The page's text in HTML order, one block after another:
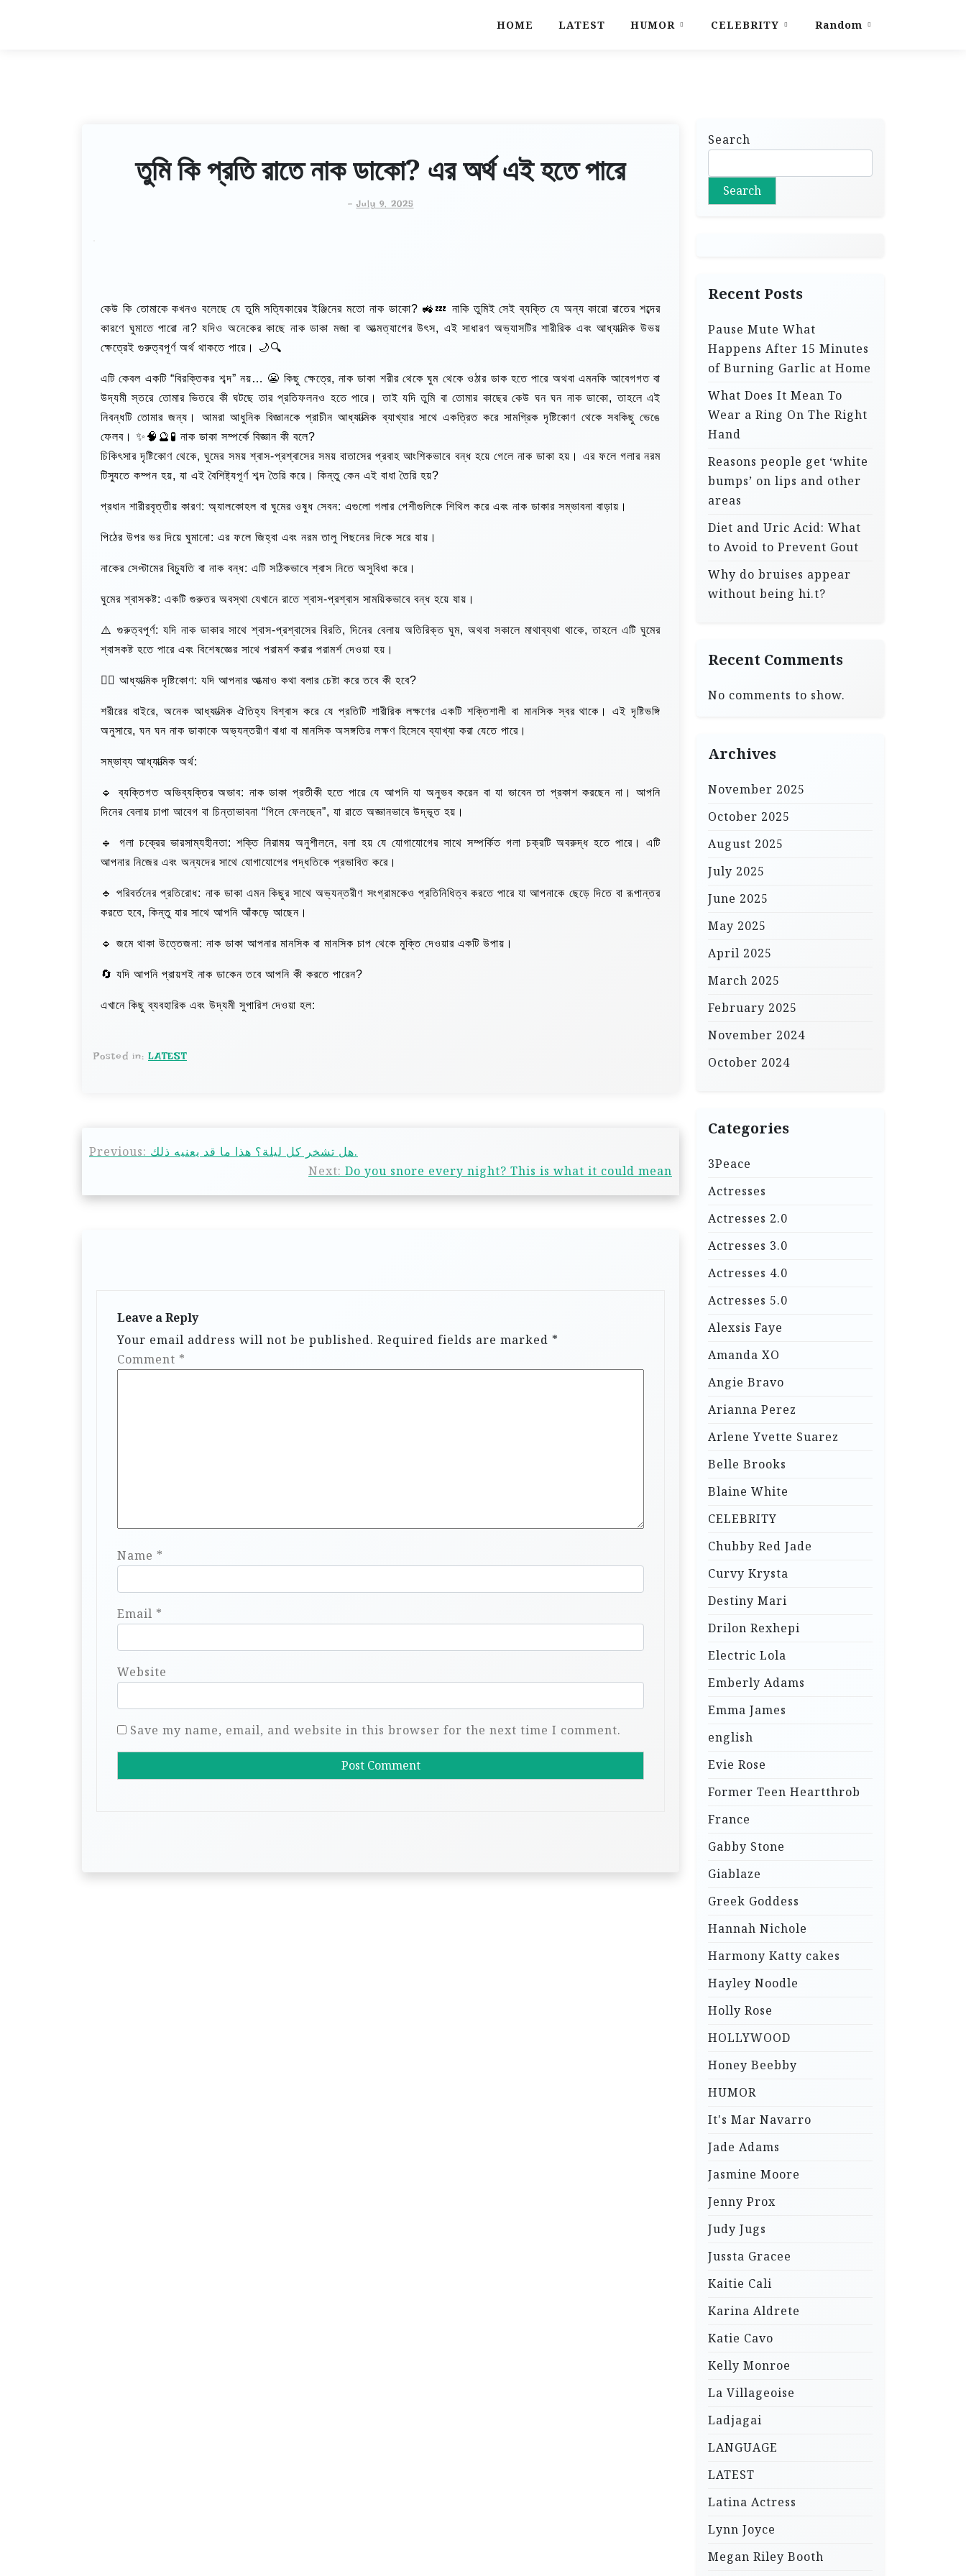
HOME LATEST HUMOR CELEBRITY Random
তুমি কি প্রতি রাতে নাক ডাকো? এর অর্থ এই হতে পারে
-July 9, 2025
কেউ কি তোমাকে কখনও বলেছে যে তুমি সত্যিকারের ইঞ্জিনের মতো নাক ডাকো? 🚜💤 নাকি তুমিই সেই ব্যক্তি যে অন্য কারো রাতের শব্দের
কারণে ঘুমাতে পারো না? যদিও অনেকের কাছে নাক ডাকা মজা বা আত্মত্যাগের উৎস, এই সাধারণ অভ্যাসটির শারীরিক এবং আধ্যাত্মিক উভয়
ক্ষেত্রেই গুরুত্বপূর্ণ অর্থ থাকতে পারে। 🌙🔍
এটি কেবল একটি “বিরক্তিকর শব্দ” নয়… 😬 কিছু ক্ষেত্রে, নাক ডাকা শরীর থেকে ঘুম থেকে ওঠার ডাক হতে পারে অথবা এমনকি আবেগগত বা
উদ্যমী স্তরে তোমার ভিতরে কী ঘটছে তার প্রতিফলনও হতে পারে। তাই যদি তুমি বা তোমার কাছের কেউ ঘন ঘন নাক ডাকো, তাহলে এই
নিবন্ধটি তোমার জন্য। আমরা আধুনিক বিজ্ঞানকে প্রাচীন আধ্যাত্মিক ব্যাখ্যার সাথে একত্রিত করে সামগ্রিক দৃষ্টিকোণ থেকে সবকিছু ভেঙে
ফেলব। ✨🧠🔮🧪 নাক ডাকা সম্পর্কে বিজ্ঞান কী বলে?
চিকিৎসার দৃষ্টিকোণ থেকে, ঘুমের সময় শ্বাস-প্রশ্বাসের সময় বাতাসের প্রবাহ আংশিকভাবে বন্ধ হয়ে গেলে নাক ডাকা হয়। এর ফলে গলার নরম
টিস্যুতে কম্পন হয়, যা এই বৈশিষ্ট্যপূর্ণ শব্দ তৈরি করে। কিন্তু কেন এই বাধা তৈরি হয়?
প্রধান শারীরবৃত্তীয় কারণ: অ্যালকোহল বা ঘুমের ওষুধ সেবন: এগুলো গলার পেশীগুলিকে শিথিল করে এবং নাক ডাকার সম্ভাবনা বাড়ায়।
পিঠের উপর ভর দিয়ে ঘুমানো: এর ফলে জিহ্বা এবং নরম তালু পিছনের দিকে সরে যায়।
নাকের সেপ্টামের বিচ্যুতি বা নাক বন্ধ: এটি সঠিকভাবে শ্বাস নিতে অসুবিধা করে।
ঘুমের শ্বাসকষ্ট: একটি গুরুতর অবস্থা যেখানে রাতে শ্বাস-প্রশ্বাস সাময়িকভাবে বন্ধ হয়ে যায়।
⚠️ গুরুত্বপূর্ণ: যদি নাক ডাকার সাথে শ্বাস-প্রশ্বাসের বিরতি, দিনের বেলায় অতিরিক্ত ঘুম, অথবা সকালে মাথাব্যথা থাকে, তাহলে এটি ঘুমের
শ্বাসকষ্ট হতে পারে এবং বিশেষজ্ঞের সাথে পরামর্শ করার পরামর্শ দেওয়া হয়।
🧘‍♀️ আধ্যাত্মিক দৃষ্টিকোণ: যদি আপনার আত্মাও কথা বলার চেষ্টা করে তবে কী হবে?
শরীরের বাইরে, অনেক আধ্যাত্মিক ঐতিহ্য বিশ্বাস করে যে প্রতিটি শারীরিক লক্ষণের একটি শক্তিশালী বা মানসিক স্বর থাকে। এই দৃষ্টিভঙ্গি
অনুসারে, ঘন ঘন নাক ডাকাকে অভ্যন্তরীণ বাধা বা মানসিক অসঙ্গতির লক্ষণ হিসেবে ব্যাখ্যা করা যেতে পারে।
সম্ভাব্য আধ্যাত্মিক অর্থ:
🔹 ব্যক্তিগত অভিব্যক্তির অভাব: নাক ডাকা প্রতীকী হতে পারে যে আপনি যা অনুভব করেন বা যা ভাবেন তা প্রকাশ করছেন না। আপনি
দিনের বেলায় চাপা আবেগ বা চিন্তাভাবনা “গিলে ফেলছেন”, যা রাতে অজ্ঞানভাবে উদ্ভূত হয়।
🔹 গলা চক্রের ভারসাম্যহীনতা: শক্তি নিরাময় অনুশীলনে, বলা হয় যে যোগাযোগের সাথে সম্পর্কিত গলা চক্রটি অবরুদ্ধ হতে পারে। এটি
আপনার নিজের এবং অন্যদের সাথে যোগাযোগের পদ্ধতিকে প্রভাবিত করে।
🔹 পরিবর্তনের প্রতিরোধ: নাক ডাকা এমন কিছুর সাথে অভ্যন্তরীণ সংগ্রামকেও প্রতিনিধিত্ব করতে পারে যা আপনাকে ছেড়ে দিতে বা রূপান্তর
করতে হবে, কিন্তু যার সাথে আপনি আঁকড়ে আছেন।
🔹 জমে থাকা উত্তেজনা: নাক ডাকা আপনার মানসিক বা মানসিক চাপ থেকে মুক্তি দেওয়ার একটি উপায়।
🔄 যদি আপনি প্রায়শই নাক ডাকেন তবে আপনি কী করতে পারেন?
এখানে কিছু ব্যবহারিক এবং উদ্যমী সুপারিশ দেওয়া হল:
Posted in: LATEST
Previous:
هل تشخر كل ليلة؟ هذا ما قد يعنيه ذلك.
Next: Do you snore every night? This is what it could mean
Leave a Reply
Your email address will not be published. Required fields are marked *
Comment *
Name *
Email *
Website
Save my name, email, and website in this browser for the next time I comment.
Search
Search
Recent Posts
Pause Mute What
Happens After 15 Minutes
of Burning Garlic at Home
What Does It Mean To
Wear a Ring On The Right
Hand
Reasons people get ‘white
bumps’ on lips and other
areas
Diet and Uric Acid: What
to Avoid to Prevent Gout
Why do bruises appear
without being hi.t?
Recent Comments
No comments to show.
Archives
November 2025
October 2025
August 2025
July 2025
June 2025
May 2025
April 2025
March 2025
February 2025
November 2024
October 2024
Categories
3Peace
Actresses
Actresses 2.0
Actresses 3.0
Actresses 4.0
Actresses 5.0
Alexsis Faye
Amanda XO
Angie Bravo
Arianna Perez
Arlene Yvette Suarez
Belle Brooks
Blaine White
CELEBRITY
Chubby Red Jade
Curvy Krysta
Destiny Mari
Drilon Rexhepi
Electric Lola
Emberly Adams
Emma James
english
Evie Rose
Former Teen Heartthrob
France
Gabby Stone
Giablaze
Greek Goddess
Hannah Nichole
Harmony Katty cakes
Hayley Noodle
Holly Rose
HOLLYWOOD
Honey Beebby
HUMOR
It's Mar Navarro
Jade Adams
Jasmine Moore
Jenny Prox
Judy Jugs
Jussta Gracee
Kaitie Cali
Karina Aldrete
Katie Cavo
Kelly Monroe
La Villageoise
Ladjagai
LANGUAGE
LATEST
Latina Actress
Lynn Joyce
Megan Riley Booth